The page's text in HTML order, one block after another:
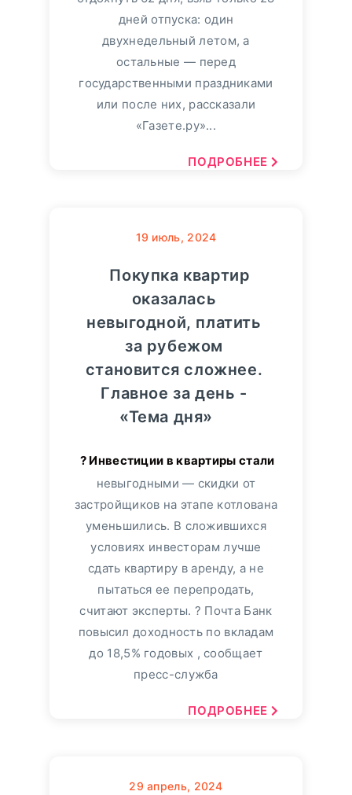
дней отпуска: один
двухнедельный летом, а
остальные — перед
государственными праздниками
или после них, рассказали
«Газете.ру»...
ПОДРОБНЕЕ
19 июль, 2024
Покупка квартир
оказалась
невыгодной, платить
за рубежом
становится сложнее.
Главное за день -
«Тема дня»
невыгодными — скидки от
застройщиков на этапе котлована
уменьшились. В сложившихся
условиях инвесторам лучше
сдать квартиру в аренду, а не
пытаться ее перепродать,
считают эксперты. ? Почта Банк
повысил доходность по вкладам
до 18,5% годовых , сообщает
пресс-служба
ПОДРОБНЕЕ
29 апрель, 2024